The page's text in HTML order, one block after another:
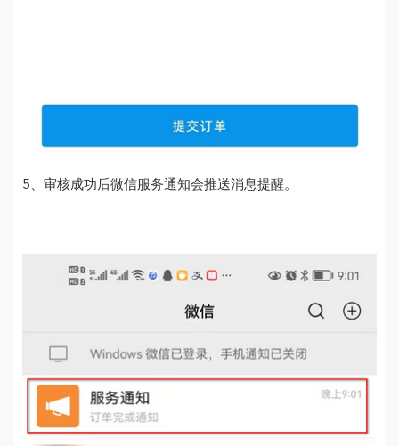
5、审核成功后微信服务通知会推送消息提醒。